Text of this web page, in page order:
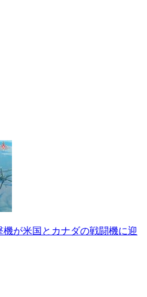
が米国とカナダの戦闘機に迎